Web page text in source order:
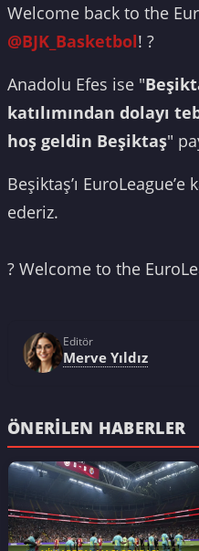
Welcome back to the
@BJK_Basketbol! ?
Anadolu Efes ise "
katılımından dolayı
hoş geldin Beşiktaş"
Beşiktaş’ı EuroLeague’e
ederiz.
? Welcome to the
Editör
Merve Yıldız
ÖNERILEN HABERLER